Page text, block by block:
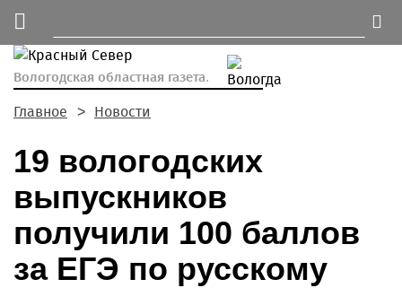
Вологодская областная газета.
Главное Новости
19 вологодских
выпускников
получили 100 баллов
за ЕГЭ по русскому